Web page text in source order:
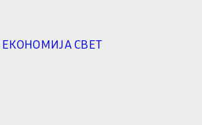
ЕКОНОМИЈАСВЕТ